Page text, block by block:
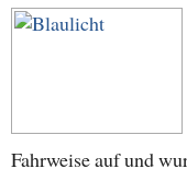
Fahrweise auf und